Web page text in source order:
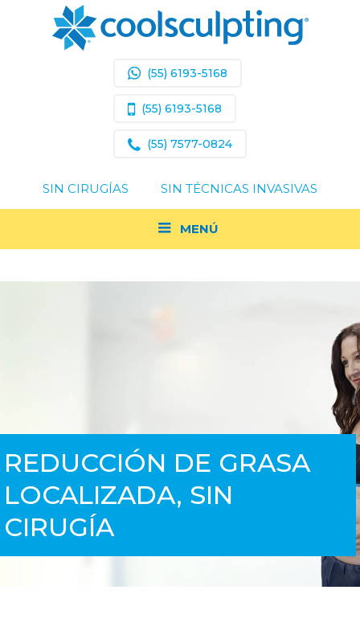
(55) 6193-5168
(55) 6193-5168
(55) 7577-0824
SIN CIRUGÍAS SIN TÉCNICAS INVASIVAS
MENÚ
REDUCCIÓN DE GRASA
LOCALIZADA, SIN
CIRUGÍA